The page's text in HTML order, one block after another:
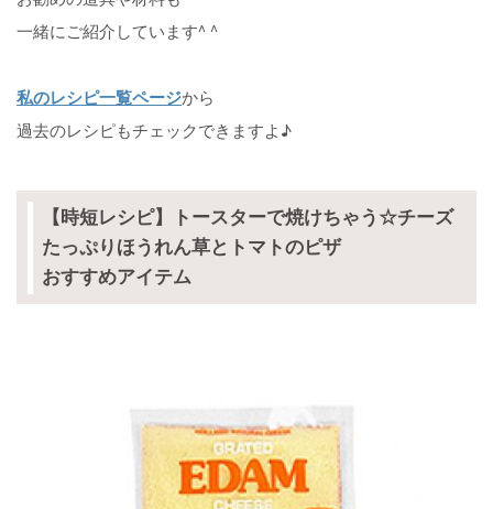
一緒にご紹介しています^ ^
私のレシピ一覧ページから
過去のレシピもチェックできますよ♪
【時短レシピ】トースターで焼けちゃう☆チーズ
たっぷりほうれん草とトマトのピザ
おすすめアイテム